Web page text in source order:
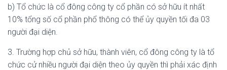
b) Tổ chức là cổ đông công ty cổ phần có sở hữu ít nhất
10% tổng số cổ phần phổ thông có thể ủy quyền tối đa 03
người đại diện.
3. Trường hợp chủ sở hữu, thành viên, cổ đông công ty là tổ
chức cử nhiều người đại diện theo ủy quyền thì phải xác định